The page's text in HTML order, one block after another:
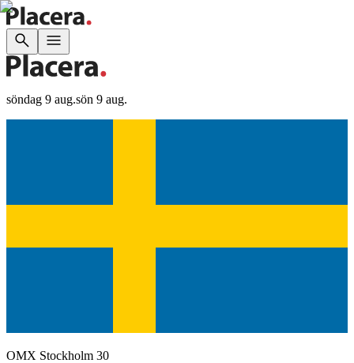
söndag 9 aug.sön 9 aug.
OMX Stockholm 30